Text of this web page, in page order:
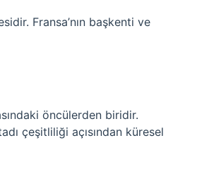
Fransa’nın başkenti ve
öncülerden biridir.
çeşitliliği açısından küresel